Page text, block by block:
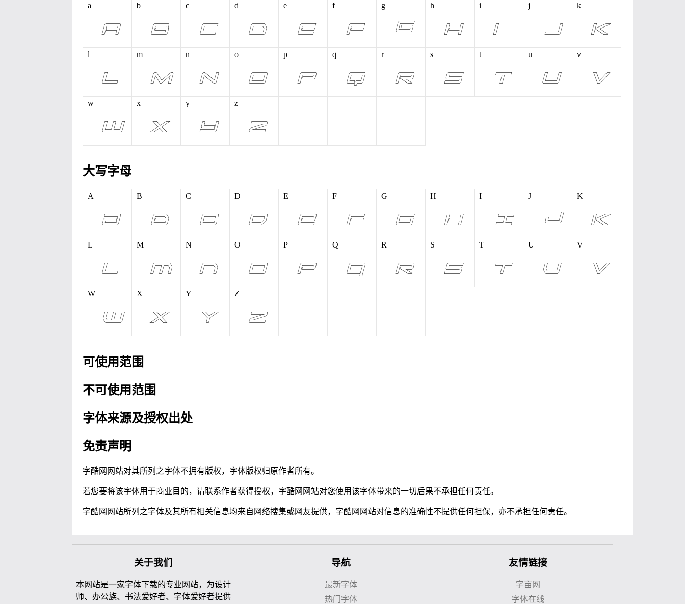
a b c d e f g h i j k
l m n o p q r s t u v
w x y z
大写字母
A B C D E F G H I J K
L M N O P Q R S T U V
W X Y Z
可使用范围
不可使用范围
字体来源及授权出处
免责声明
字酷网网站对其所列之字体不拥有版权，字体版权归原作者所有。
若您要将该字体用于商业目的，请联系作者获得授权，字酷网网站对您使用该字体带来的一切后果不承担任何责任。
字酷网网站所列之字体及其所有相关信息均来自网络搜集或网友提供，字酷网网站对信息的准确性不提供任何担保，亦不承担任何责任。
关于我们
本网站是一家字体下载的专业网站，为设计
师、办公族、书法爱好者、字体爱好者提供
导航
最新字体
热门字体
友情链接
字亩网
字体在线